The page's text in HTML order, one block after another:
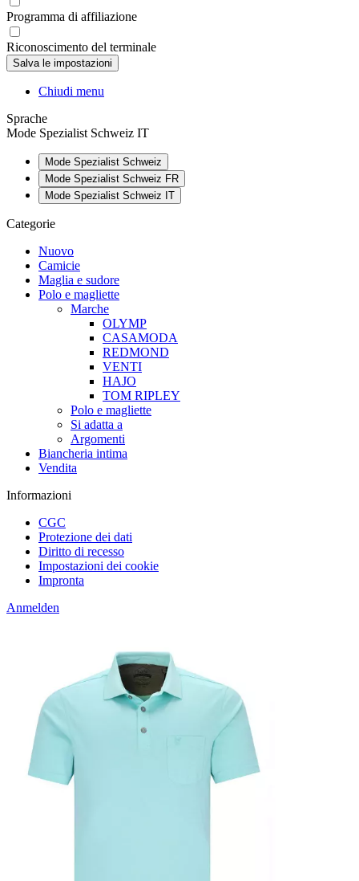
Programma di affiliazione
Riconoscimento del terminale
Chiudi menu
Sprache
Mode Spezialist Schweiz IT
Mode Spezialist Schweiz
Mode Spezialist Schweiz FR
Mode Spezialist Schweiz IT
Categorie
Nuovo
Camicie
Maglia e sudore
Polo e magliette
Marche
OLYMP
CASAMODA
REDMOND
VENTI
HAJO
TOM RIPLEY
Polo e magliette
Si adatta a
Argomenti
Biancheria intima
Vendita
Informazioni
CGC
Protezione dei dati
Diritto di recesso
Impostazioni dei cookie
Impronta
Anmelden